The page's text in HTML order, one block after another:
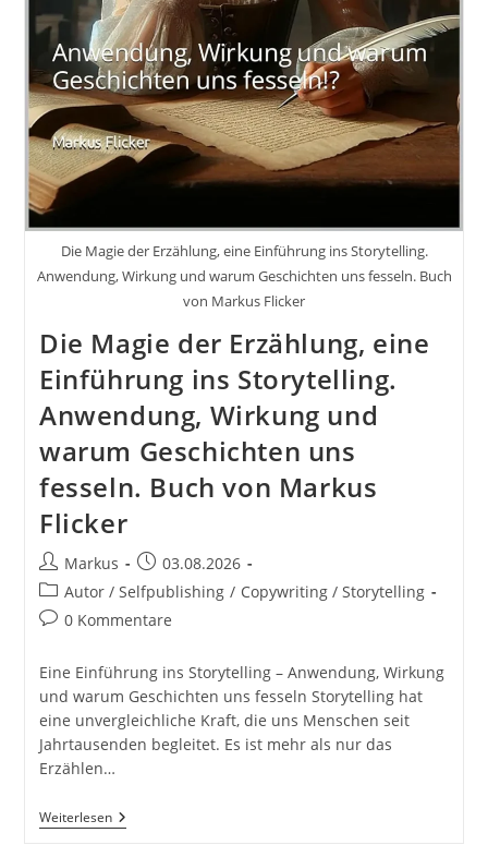
Die Magie der Erzählung, eine Einführung ins Storytelling.
Anwendung, Wirkung und warum Geschichten uns fesseln. Buch
von Markus Flicker
Die Magie der Erzählung, eine
Einführung ins Storytelling.
Anwendung, Wirkung und
warum Geschichten uns
fesseln. Buch von Markus
Flicker
Beitrags-
Autor:
Markus
Beitrag
veröffentlicht:
03.08.2026
Beitrags-
Kategorie:
Autor / Selfpublishing / Copywriting / Storytelling
Beitrags-
0 Kommentare
Eine Einführung ins Storytelling – Anwendung, Wirkung
und warum Geschichten uns fesseln Storytelling hat
eine unvergleichliche Kraft, die uns Menschen seit
Jahrtausenden begleitet. Es ist mehr als nur das
Erzählen…
WeiterlesenDie
Magie